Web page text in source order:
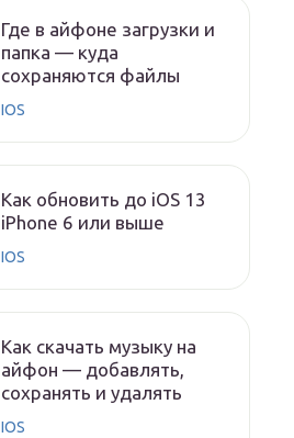
Где в айфоне загрузки и
папка — куда
сохраняются файлы
IOS
Как обновить до iOS 13
iPhone 6 или выше
IOS
Как скачать музыку на
айфон — добавлять,
сохранять и удалять
IOS